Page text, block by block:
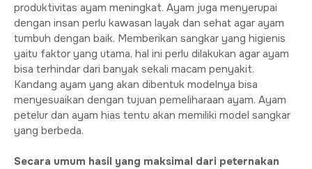
produktivitas ayam meningkat. Ayam juga menyerupai
dengan insan perlu kawasan layak dan sehat agar ayam
tumbuh dengan baik. Memberikan sangkar yang higienis
yaitu faktor yang utama, hal ini perlu dilakukan agar ayam
bisa terhindar dari banyak sekali macam penyakit.
Kandang ayam yang akan dibentuk modelnya bisa
menyesuaikan dengan tujuan pemeliharaan ayam. Ayam
petelur dan ayam hias tentu akan memiliki model sangkar
yang berbeda.
Secara umum hasil yang maksimal dari peternakan